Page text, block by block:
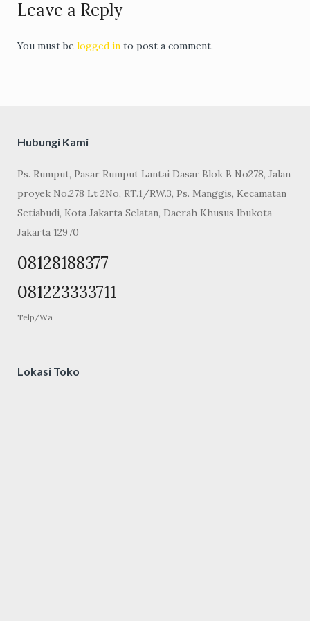
navigation
Leave a Reply
You must be logged in to post a comment.
Hubungi Kami
Ps. Rumput, Pasar Rumput Lantai Dasar Blok B No278, Jalan
proyek No.278 Lt 2No, RT.1/RW.3, Ps. Manggis, Kecamatan
Setiabudi, Kota Jakarta Selatan, Daerah Khusus Ibukota
Jakarta 12970
08128188377
081223333711
Telp/Wa
Lokasi Toko